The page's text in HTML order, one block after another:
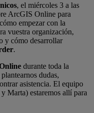
, el miércoles 3 a las
ArcGIS Online para
empezar con la
vuestra organización,
y cómo desarrollar
.
durante toda la
dudas,
asistencia. El equipo
Marta) estaremos allí para